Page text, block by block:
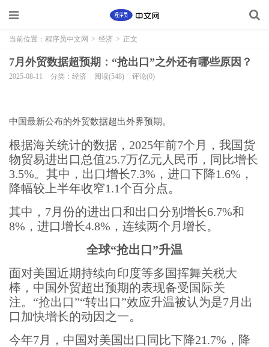
当前位置： 程序员中文网 > 经济 > 正文
7月外贸数据超预期：“抢出口”之外还有哪些原因？
2025-08-11 分类：经济 阅读(548) 评论(0)
中国最新公布的外贸数据超出外界预期。
根据海关统计的数据，2025年前7个月，我国货
物贸易进出口总值25.7万亿元人民币，同比增长
3.5%。其中，出口增长7.3%，进口下降1.6%，
降幅较上半年收窄1.1个百分点。
其中，7月份的进出口和出口分别增长6.7%和
8%，进口增长4.8%，连续两个月增长。
全球“抢出口”升温
面对美国近期持续向印度等多国挥舞关税大
棒，中国外贸超出预期的表现备受国际关
注。“抢出口”“转出口”效应升温被认为是7月出
口加快增长的动因之一。
今年7月，中国对美国出口同比下降21.7%，降